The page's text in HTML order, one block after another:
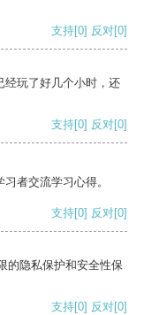
支持[0] 反对[0]
经玩了好几个小时，还
支持[0] 反对[0]
者交流学习心得。
支持[0] 反对[0]
的隐私保护和安全性保
支持[0] 反对[0]